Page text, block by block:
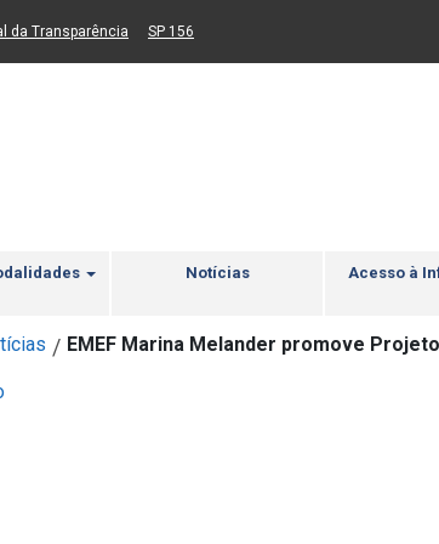
Ir para busca Ir para rodapé
um novo sítio)
da Transparência (Link para um novo sítio)
SP 156
Notícias Acesso à
/ EMEF Marina Melander promove